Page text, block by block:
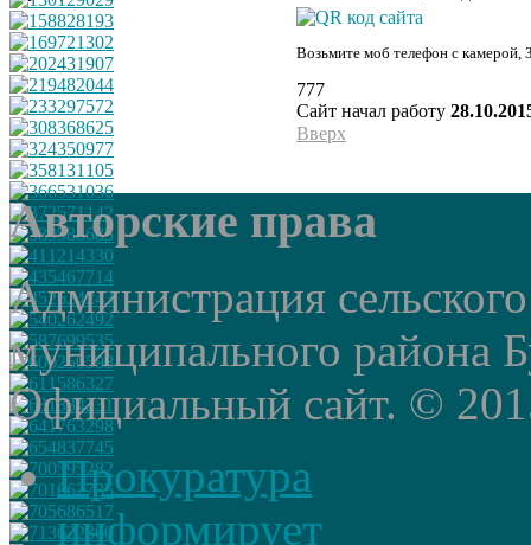
Возьмите моб телефон с камерой,
777
Сайт начал работу
Вверх
Авторские права
Администрация
муниципального района
Официальный сайт. ©
Прокуратура
информирует